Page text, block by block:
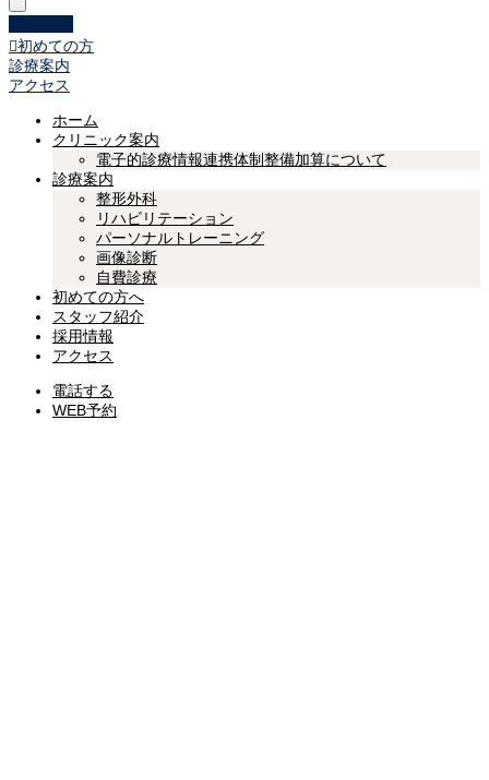
初めての方
診療案内
アクセス
ホーム
クリニック案内
電子的診療情報連携体制整備加算について
診療案内
整形外科
リハビリテーション
パーソナルトレーニング
画像診断
自費診療
初めての方へ
スタッフ紹介
採用情報
アクセス
電話する
WEB予約